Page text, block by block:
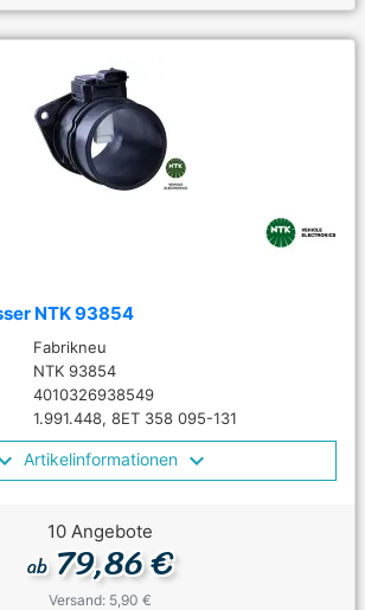
NTK 93854
Fabrikneu
NTK 93854
4010326938549
1.991.448, 8ET 358 095-131
Artikelinformationen
10 Angebote
ab79,86 €
Versand: 5,90 €